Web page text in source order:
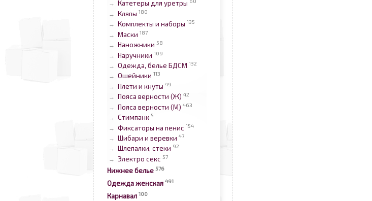
→ Катетеры для уретры
→ Кляпы 180
→ Комплекты и наборы 135
→ Маски 187
→ Наножники 58
→ Наручники 109
→ Одежда, белье БДСМ 132
→ Ошейники 113
→ Плети и кнуты 49
→ Пояса верности (Ж) 42
→ Пояса верности (М) 463
→ Стимпанк 5
→ Фиксаторы на пенис 154
→ Шибари и веревки 47
→ Шлепалки, стеки 92
→ Электро секс 57
Нижнее белье 576
Одежда женская 491
Карнавал 100